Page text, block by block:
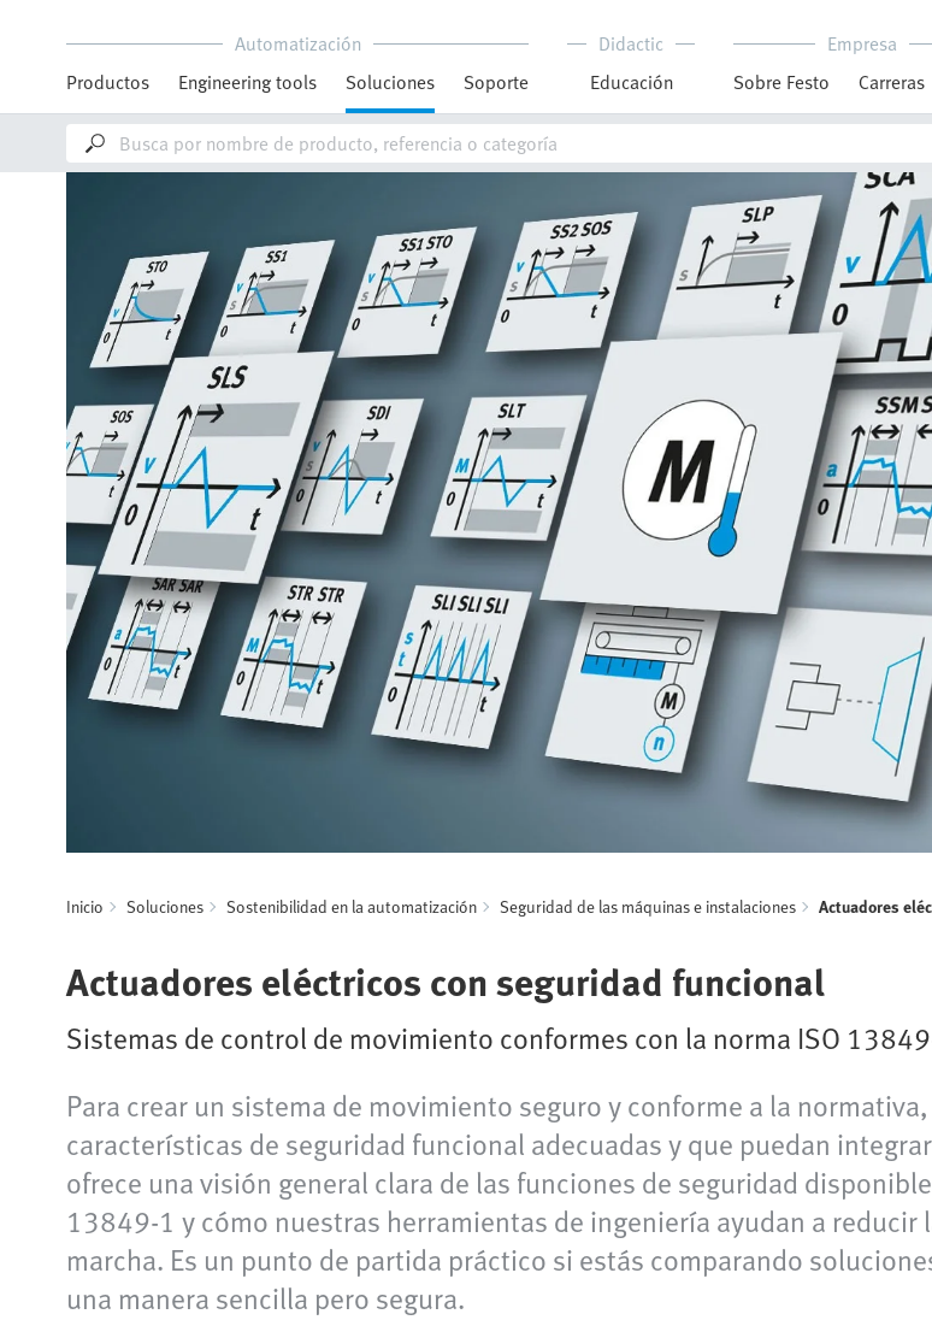
Automatización
Productos
Engineering tools Soluciones Soporte
Didactic
Educación
Empresa
Sobre Festo
Carreras
Inicio Soluciones Sostenibilidad en la automatización Seguridad de las máquinas e instalaciones Actuadores
Actuadores eléctricos con seguridad funcional
Sistemas de control de movimiento conformes con la norma ISO
Para crear un sistema de movimiento seguro y conforme a la
características de seguridad funcional adecuadas y que puedan
ofrece una visión general clara de las funciones de seguridad
13849-1 y cómo nuestras herramientas de ingeniería ayudan a
marcha. Es un punto de partida práctico si estás comparando
una manera sencilla pero segura.